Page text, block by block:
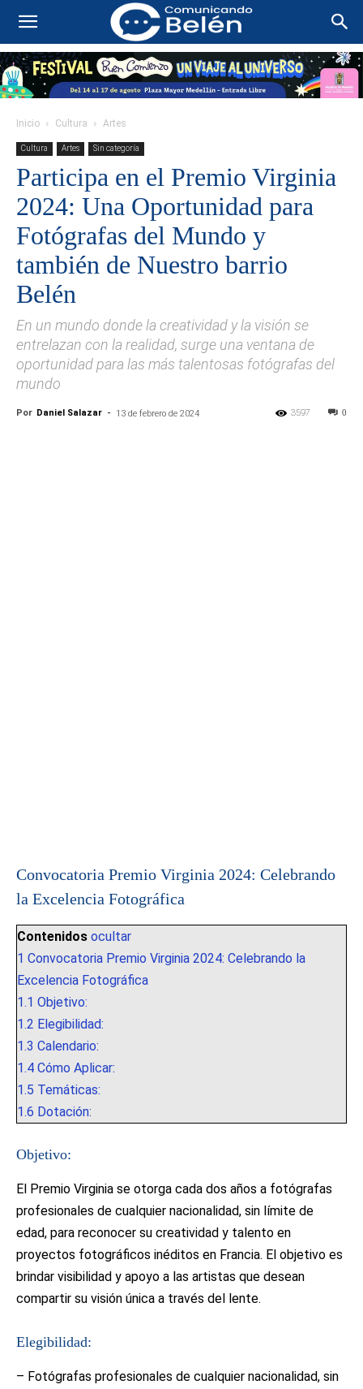
Inicio Cultura Artes
Cultura Artes Sin categoría
Participa en el Premio Virginia
2024: Una Oportunidad para
Fotógrafas del Mundo y
también de Nuestro barrio
Belén
En un mundo donde la creatividad y la visión se
entrelazan con la realidad, surge una ventana de
oportunidad para las más talentosas fotógrafas del
mundo
Por Daniel Salazar - 13 de febrero de 2024 0
3597
Convocatoria Premio Virginia 2024: Celebrando
la Excelencia Fotográfica
Contenidos ocultar
1 Convocatoria Premio Virginia 2024: Celebrando la
Excelencia Fotográfica
1.1 Objetivo:
1.2 Elegibilidad:
1.3 Calendario:
1.4 Cómo Aplicar:
1.5 Temáticas:
1.6 Dotación:
Objetivo:
El Premio Virginia se otorga cada dos años a fotógrafas
profesionales de cualquier nacionalidad, sin límite de
edad, para reconocer su creatividad y talento en
proyectos fotográficos inéditos en Francia. El objetivo es
brindar visibilidad y apoyo a las artistas que desean
compartir su visión única a través del lente.
Elegibilidad:
– Fotógrafas profesionales de cualquier nacionalidad, sin